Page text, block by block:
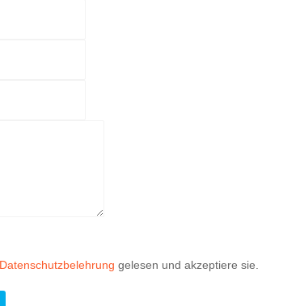
Datenschutzbelehrung gelesen und akzeptiere sie.